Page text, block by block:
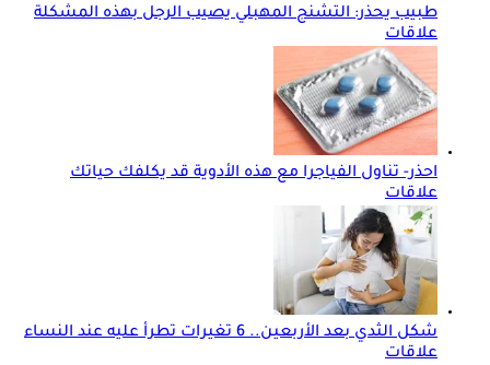
طبيب يحذر: التشنج المهبلي يصيب الرجل بهذه المشكلة
علاقات
احذر- تناول الفياجرا مع هذه الأدوية قد يكلفك حياتك
علاقات
شكل الثدي بعد الأربعين.. 6 تغيرات تطرأ عليه عند النساء
علاقات